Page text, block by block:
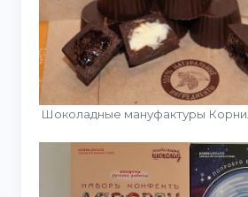
Шоколадные мануфактуры